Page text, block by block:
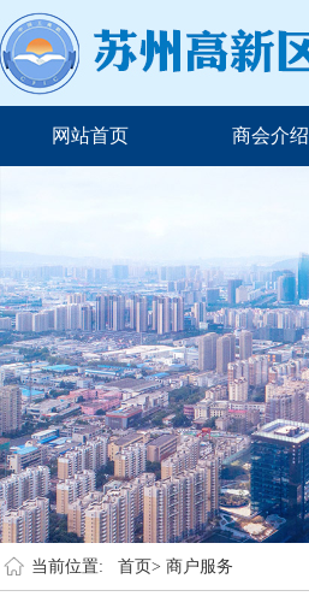
网站首页 商会介绍
当前位置: 首页> 商户服务